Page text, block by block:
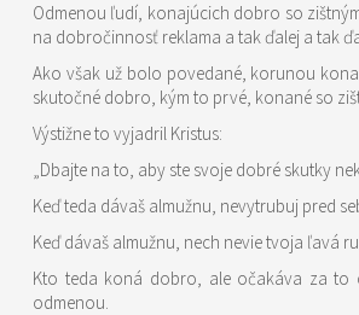
Odmenou ľudí, konajúcich dobro so
na dobročinnosť reklama a tak ďalej a tak
Ako však už bolo povedané, korunou
skutočné dobro, kým to prvé, konané so
Výstižne to vyjadril Kristus:
„Dbajte na to, aby ste svoje dobré skutky
Keď teda dávaš almužnu, nevytrubuj pred
Keď dávaš almužnu, nech nevie tvoja ľavá
Kto teda koná dobro, ale očakáva za to
odmenou.